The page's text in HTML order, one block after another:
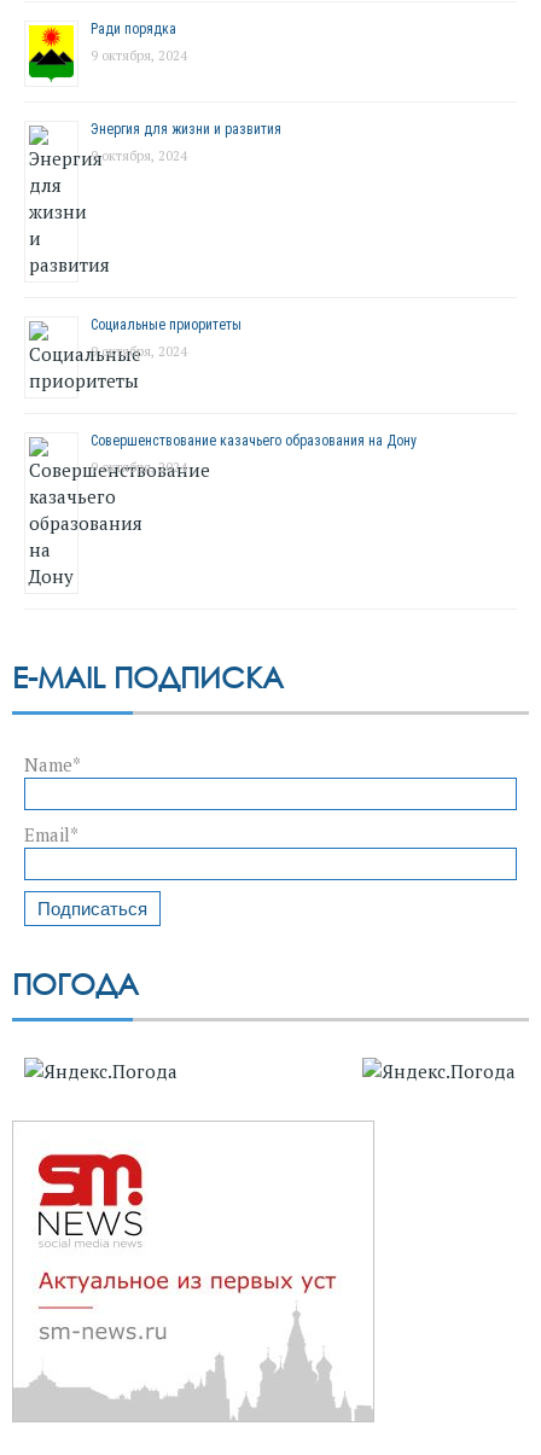
Ради порядка
9 октября, 2024
Энергия для жизни и развития
9 октября, 2024
Социальные приоритеты
9 октября, 2024
Совершенствование казачьего образования на Дону
9 октября, 2024
E-MAIL ПОДПИСКА
Name*
Email*
ПОГОДА